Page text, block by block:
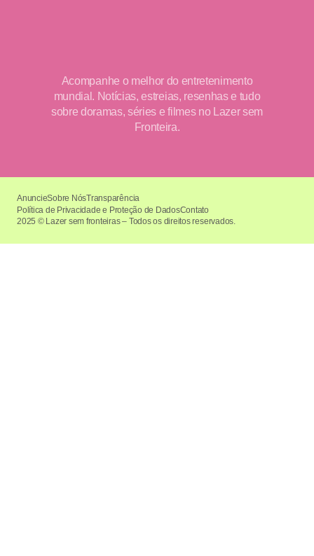
Acompanhe o melhor do entretenimento
mundial. Notícias, estreias, resenhas e tudo
sobre doramas, séries e filmes no Lazer sem
Fronteira.
2025 © Lazer sem fronteiras – Todos os direitos reservados.
AnuncieSobre NósTransparência
Política de Privacidade e Proteção de DadosContato